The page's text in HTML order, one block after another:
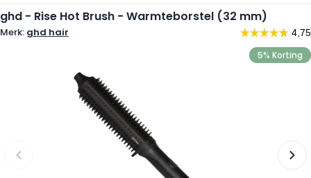
Haarstyling
Haarkleuringen
Haar verlengen
Lichaamsverzorging
Tanning
Supplementen
Ogen
Lippen
Nagel Accessoires
Scheerproducten
Baardproducten
Scheren
Knipbenodigdheden
Knippen
Kleuren
ghd - Rise Hot Brush - Warmteborstel (32 mm)
Merk: ghd hair
5% Korting